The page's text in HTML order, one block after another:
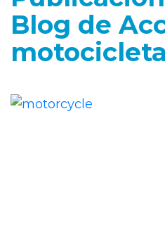
Blog de
motocicleta